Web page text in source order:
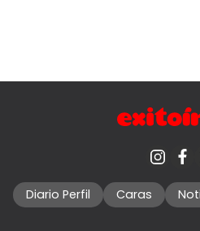
Diario Perfil Caras